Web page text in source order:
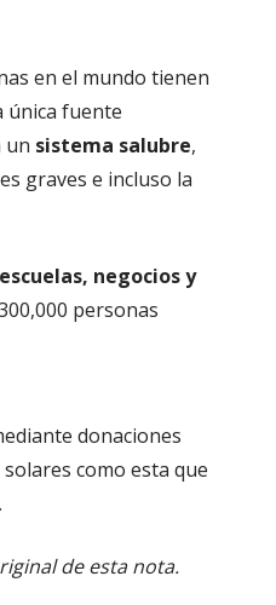
en el mundo tienen
única fuente
un sistema salubre,
graves e incluso la
negocios y
personas
donaciones
como esta que
de esta nota.